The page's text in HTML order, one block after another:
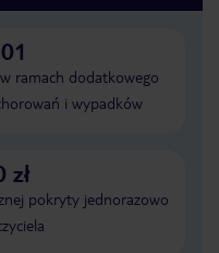
ramach dodatkowego
i wypadków
zł
pokryty jednorazowo